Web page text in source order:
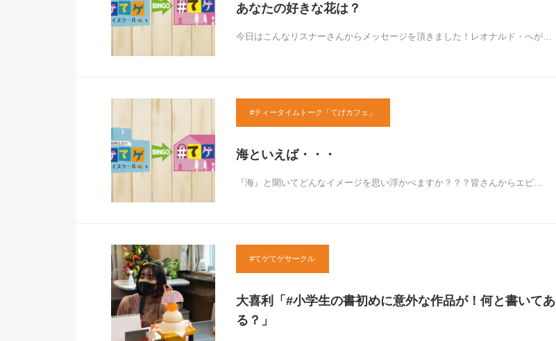
あなたの好きな花は？
今日はこんなリスナーさんからメッセージを頂きました！レオナルド・へが…
#ティータイムトーク「てげカフェ」
海といえば・・・
『海』と聞いてどんなイメージを思い浮かべますか？？？皆さんからエピ…
#てゲてゲサークル
大喜利「#小学生の書初めに意外な作品が！何と書いてあ
る？」